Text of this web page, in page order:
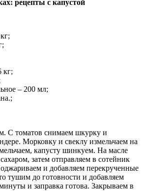
рецепты с капустой
кг;
– 200 мл;
С томатов снимаем шкурку и
Морковку и свеклу измельчаем на
капусту шинкуем. На масле
затем отправляем в сотейник
и добавляем перекрученные
тушим до готовности и добавляем
и заправка готова. Закрываем в